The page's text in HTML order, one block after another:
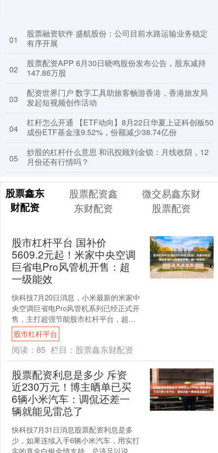
01
股票融资软件 盛航股份：公司目前水路运输业务稳定
有序开展
02
股票配资APP 6月30日晓鸣股份发布公告，股东减持
147.86万股
03
配资世界门户 数字工具助旅客畅游香港，香港旅发局
发起短视频创作活动
04
杠杆怎么开通 【ETF动向】8月22日华夏上证科创板50
成份ETF基金涨9.52%，份额减少38.74亿份
05
炒股的杠杆什么意思 和讯投顾刘金锁：月线收阴，12
月份还有行情吗？
股票鑫东
财配资
股票配资鑫
东财配资
微交易鑫东财
股票配资
股市杠杆平台 国补价
5609.2元起！米家中央空调
巨省电Pro风管机开售：超
一级能效
快科技7月20日消息，小米最新的米家中
央空调巨省电Pro风管机系列已经正式开
售，主打超强节能股市杠杆平台，超一
级能效。 共推出了大3匹、4匹两款规
格，首发价分别....
股市杠杆平台
阅读： 85 栏目： 股票鑫东财配资
股票配资利息是多少 斥资
近230万元！博主晒单已买
6辆小米汽车：调侃还差一
辆就能见雷总了
快科技7月31日消息股票配资利息是多
少，如果连续入手6辆小米汽车，用实打
实的真金白银全情支持，总该足以说明